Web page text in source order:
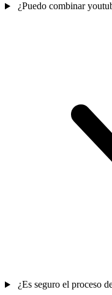
¿Puedo combinar
¿Es seguro el proceso